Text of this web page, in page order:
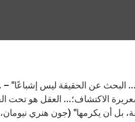
). – "هناك حقيقة... هناك حقيقة واحدة؛... البحث
الاكتشاف؛... العقل هو تحت